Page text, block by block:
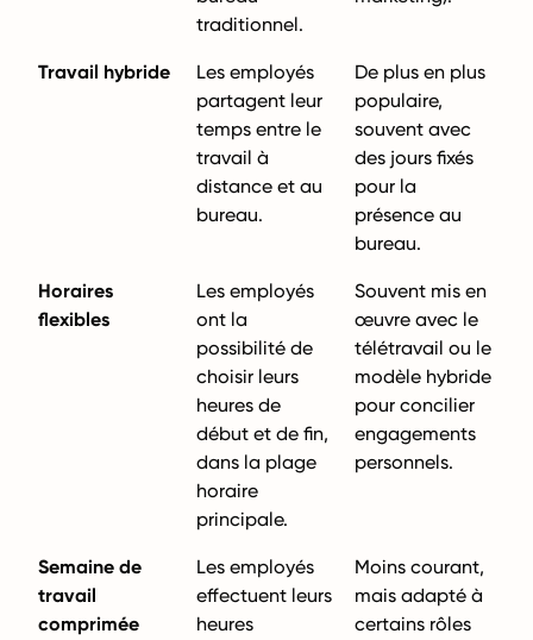
traditionnel.
Travail hybride
Les employés
partagent leur
temps entre le
travail à
distance et au
bureau.
De plus en plus
populaire,
souvent avec
des jours fixés
pour la
présence au
bureau.
Horaires
flexibles
Les employés
ont la
possibilité de
choisir leurs
heures de
début et de fin,
dans la plage
horaire
principale.
Souvent mis en
œuvre avec le
télétravail ou le
modèle hybride
pour concilier
engagements
personnels.
Semaine de
travail
comprimée
Les employés
effectuent leurs
heures
Moins courant,
mais adapté à
certains rôles